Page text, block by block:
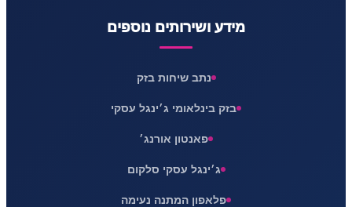
מידע ושירותים נוספים
נתב שיחות בזק
בזק בינלאומי ג׳ינגל עסקי
פאנטון אורנג׳
ג׳ינגל עסקי סלקום
פלאפון המתנה נעימה